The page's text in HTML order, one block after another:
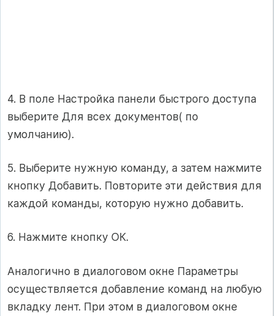
4. В поле Настройка панели быстрого доступа
выберите Для всех документов( по
умолчанию).
5. Выберите нужную команду, а затем нажмите
кнопку Добавить. Повторите эти действия для
каждой команды, которую нужно добавить.
6. Нажмите кнопку ОК.
Аналогично в диалоговом окне Параметры
осуществляется добавление команд на любую
вкладку лент. При этом в диалоговом окне